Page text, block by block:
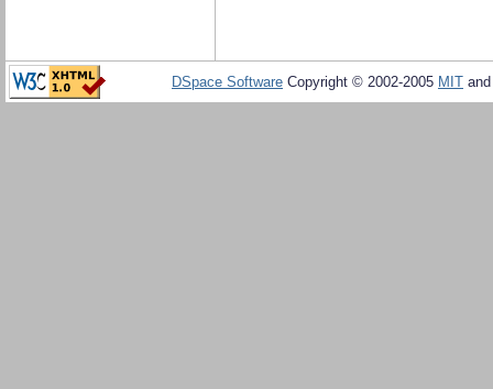
DSpace Software Copyright © 2002-2005 MIT